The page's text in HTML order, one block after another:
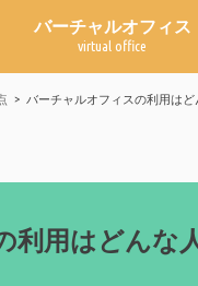
バーチャルオフィス
virtual office
バーチャルオフィスの利用は
利用はどんな